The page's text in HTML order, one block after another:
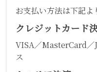
お支払い方法は下記よ
クレジットカード
VISA／MasterCard／
ス